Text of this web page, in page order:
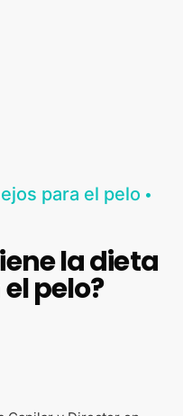
para el pelo
la dieta
pelo?